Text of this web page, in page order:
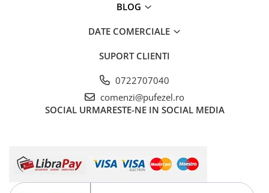
BLOG
DATE COMERCIALE
SUPORT CLIENTI
0722707040
comenzi@pufezel.ro
SOCIAL URMARESTE-NE IN SOCIAL MEDIA